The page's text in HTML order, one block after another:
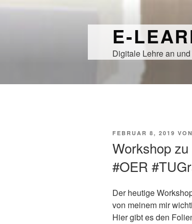
E-
Digitale Lehre an
VERÖFFENTLICHT
FEBRUAR 8, 2019 VON
Workshop
#OER
Der heutige
von meinem mir
Hier gibt es den